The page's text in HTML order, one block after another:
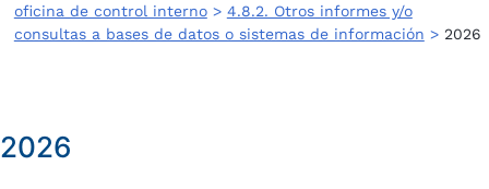
oficina de control interno> 4.8.2. Otros informes y/o
consultas a bases de datos o sistemas de información > 2026
2026